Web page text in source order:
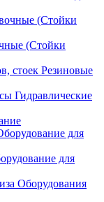
(Стойки
Резиновые
Гидравлические
для
для
Оборудования